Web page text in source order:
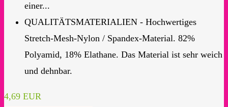
einer...
QUALITÄTSMATERIALIEN - Hochwertiges
Stretch-Mesh-Nylon / Spandex-Material. 82%
Polyamid, 18% Elathane. Das Material ist sehr weich
und dehnbar.
4,69 EUR